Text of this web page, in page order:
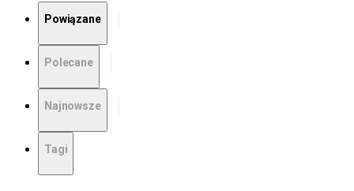
Powiązane
Polecane
Najnowsze
Tagi